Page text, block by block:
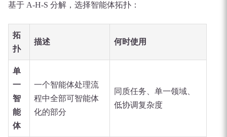
基于 A-H-S 分解，选择智能体拓扑：
拓
扑
描述 何时使用
单
一
智
能
体
一个智能体处理流
程中全部可智能体
化的部分
同质任务、单一领域、
低协调复杂度